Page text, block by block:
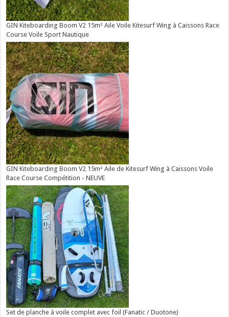
GIN Kiteboarding Boom V2 15m² Aile Voile Kitesurf Wing à Caissons Race
Course Voile Sport Nautique
GIN Kiteboarding Boom V2 15m² Aile de Kitesurf Wing à Caissons Voile
Race Course Compétition - NEUVE
Set de planche à voile complet avec foil (Fanatic / Duotone)